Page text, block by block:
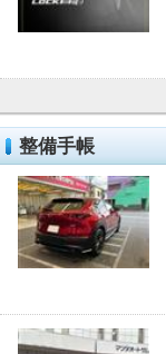
整備手帳